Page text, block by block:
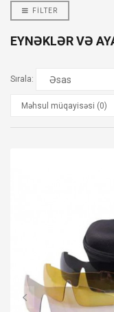
FILTER
EYNƏKLƏR VƏ
Sırala:
Məhsul müqayisəsi (0)